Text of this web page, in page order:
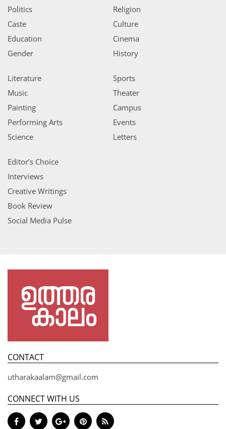
Politics
Caste
Education
Gender
Religion
Culture
Cinema
History
Literature
Music
Painting
Performing Arts
Science
Sports
Theater
Campus
Events
Letters
Editor’s Choice
Interviews
Creative Writings
Book Review
Social Media Pulse
CONTACT
utharakaalam@gmail.com
CONNECT WITH US